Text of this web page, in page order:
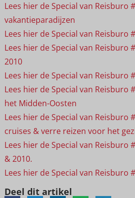
Lees hier de Special van Reisburo
vakantieparadijzen
Lees hier de Special van Reisburo
Lees hier de Special van Reisburo
2010
Lees hier de Special van Reisburo
Lees hier de Special van
het Midden-Oosten
Lees hier de Special van Reisburo
cruises & verre reizen voor het
Lees hier de Special van Reisburo
& 2010.
Lees hier de Special van Reisburo
Deel dit artikel